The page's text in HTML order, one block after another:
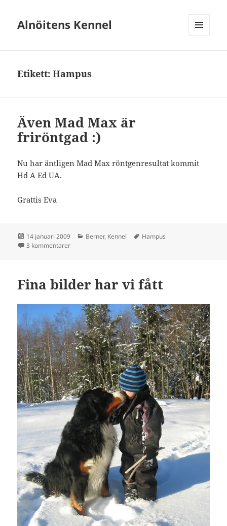
Alnöitens Kennel
Etikett:Hampus
Även Mad Max är
friröntgad :)
Nu har äntligen Mad Max röntgenresultat kommit
Hd A Ed UA.
Grattis Eva
Postat
14 januari 2009 Kategorier
Berner, Kennel Taggar
Hampus
3 kommentarertill Även Mad Max är friröntgad :)
Fina bilder har vi fått